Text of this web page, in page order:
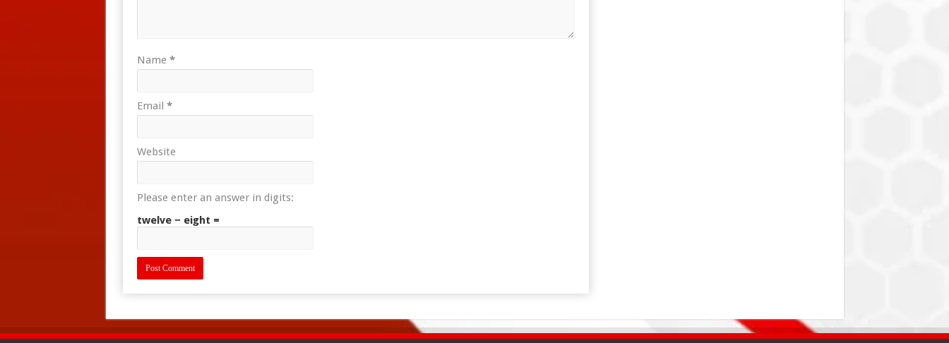
Name *
Email *
Website
Please enter an answer in digits:
twelve − eight =